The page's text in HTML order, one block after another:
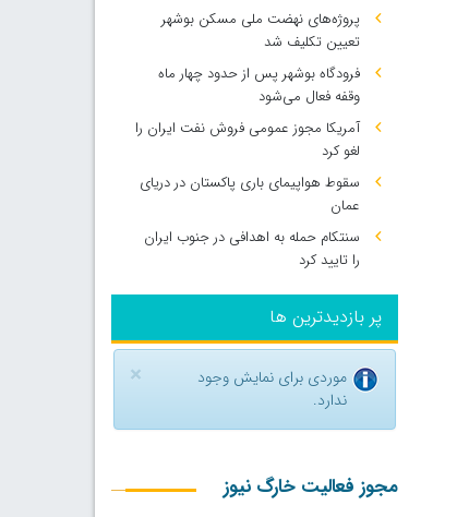
پروژه‌های نهضت ملی مسکن بوشهر
تعیین تکلیف شد
فرودگاه بوشهر پس از حدود چهار ماه
وقفه فعال می‌شود
آمریکا مجوز عمومی فروش نفت ایران را
لغو کرد
سقوط هواپیمای باری پاکستان در دریای
عمان
سنتکام حمله به اهدافی در جنوب ایران
را تایید کرد
پر بازدیدترین ها
×
موردی برای نمایش وجود
ندارد.
مجوز فعالیت خارگ نیوز